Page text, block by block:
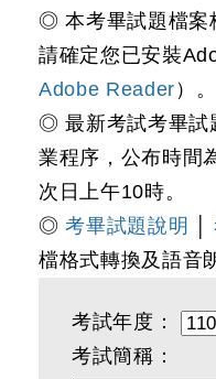
◎ 本考畢試題檔案
請確定您已安裝
Adobe Reader ）。
◎ 最新考試考畢試
業程序，公布時間
次日上午10時。
◎考畢試題說明 │
檔格式轉換及語音
考試年度：
考試簡稱：